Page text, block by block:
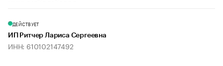
ДЕЙСТВУЕТ
ИП Ритчер Лариса Сергеевна
ИНН: 610102147492